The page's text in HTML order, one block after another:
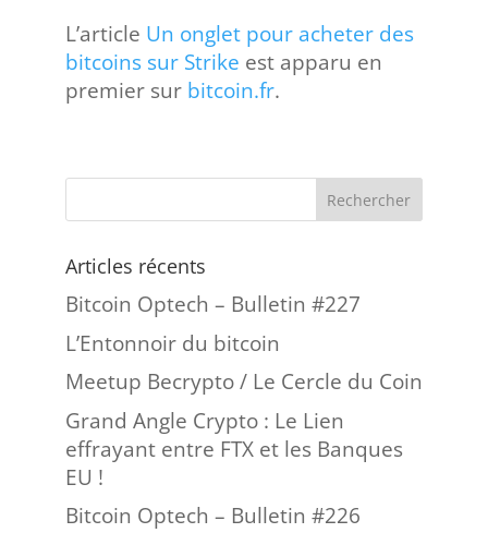
L’article Un onglet pour acheter des
bitcoins sur Strike est apparu en
premier sur bitcoin.fr.
Articles récents
Bitcoin Optech – Bulletin #227
L’Entonnoir du bitcoin
Meetup Becrypto / Le Cercle du Coin
Grand Angle Crypto : Le Lien
effrayant entre FTX et les Banques
EU !
Bitcoin Optech – Bulletin #226